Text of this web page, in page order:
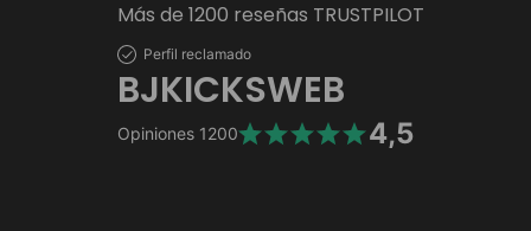
Más de 1200 reseñas TRUSTPILOT
Perfil reclamado
BJKICKSWEB
Opiniones 1200 4,5